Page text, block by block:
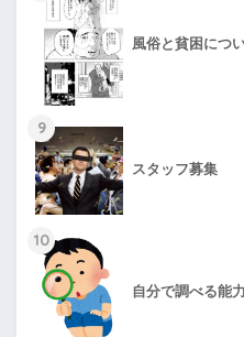
風俗と貧困につ
9
スタッフ募集
10
自分で調べる能